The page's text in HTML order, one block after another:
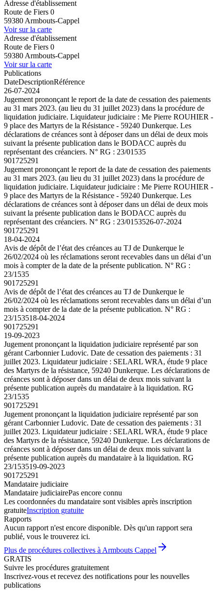
Adresse d'établissement
Route de Fiers 0
59380 Armbouts-Cappel
Voir sur la carte
Adresse d'établissement
Route de Fiers 0
59380 Armbouts-Cappel
Voir sur la carte
Publications
DateDescriptionRéférence
26-07-2024
Jugement prononçant le report de la date de cessation des paiements
au 31 mars 2023. (au lieu du 31 juillet 2023) dans la procédure de
liquidation judiciaire. Liquidateur judiciaire : Me Pierre ROUHIER -
9 place des Martyrs de la Résistance - 59240 Dunkerque. Les
déclarations de créances sont à déposer dans un délai de deux mois
suivant la présente publication dans le BODACC auprès du
représentant des créanciers. N° RG : 23/01535
901725291
Jugement prononçant le report de la date de cessation des paiements
au 31 mars 2023. (au lieu du 31 juillet 2023) dans la procédure de
liquidation judiciaire. Liquidateur judiciaire : Me Pierre ROUHIER -
9 place des Martyrs de la Résistance - 59240 Dunkerque. Les
déclarations de créances sont à déposer dans un délai de deux mois
suivant la présente publication dans le BODACC auprès du
représentant des créanciers. N° RG : 23/0153526-07-2024
901725291
18-04-2024
Avis de dépôt de l’état des créances au TJ de Dunkerque le
26/02/2024 où les réclamations seront recevables dans un délai d’un
mois à compter de la date de la présente publication. N° RG :
23/1535
901725291
Avis de dépôt de l’état des créances au TJ de Dunkerque le
26/02/2024 où les réclamations seront recevables dans un délai d’un
mois à compter de la date de la présente publication. N° RG :
23/153518-04-2024
901725291
19-09-2023
Jugement prononçant la liquidation judiciaire représenté par son
gérant Carbonnier Ludovic. Date de cessation des paiements : 31
juillet 2023. Liquidateur judiciaire : SELARL WRA, étude 9 place
des Martyrs de la résistance, 59240 Dunkerque. Les déclarations de
créances sont à déposer dans un délai de deux mois suivant la
présente publication auprès du mandataire à la liquidation. RG
23/1535
901725291
Jugement prononçant la liquidation judiciaire représenté par son
gérant Carbonnier Ludovic. Date de cessation des paiements : 31
juillet 2023. Liquidateur judiciaire : SELARL WRA, étude 9 place
des Martyrs de la résistance, 59240 Dunkerque. Les déclarations de
créances sont à déposer dans un délai de deux mois suivant la
présente publication auprès du mandataire à la liquidation. RG
23/153519-09-2023
901725291
Mandataire judiciaire
Mandataire judiciairePas encore connu
Les coordonnées du mandataire sont visibles après inscription
gratuiteInscription gratuite
Rapports
Aucun rapport n'est encore disponible. Dès qu'un rapport sera
publié, vous le trouverez ici.
Plus de procédures collectives à Armbouts Cappel
GRATIS
Suivre les procédures gratuitement
Inscrivez-vous et recevez des notifications pour les nouvelles
publications